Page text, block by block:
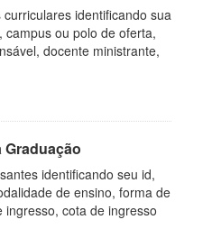
identificando sua
ou polo de oferta,
docente ministrante,
identificando seu id,
de ensino, forma de
cota de ingresso